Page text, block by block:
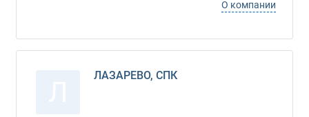
О компании
ЛАЗАРЕВО, СПК